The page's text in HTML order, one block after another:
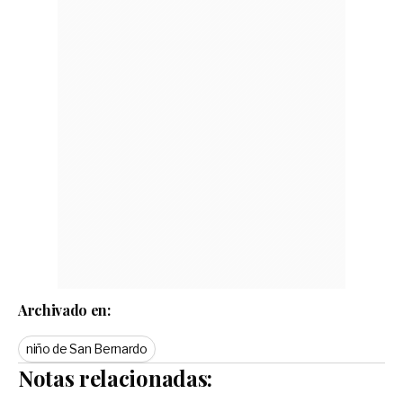
Archivado en:
niño de San Bernardo
Notas relacionadas: